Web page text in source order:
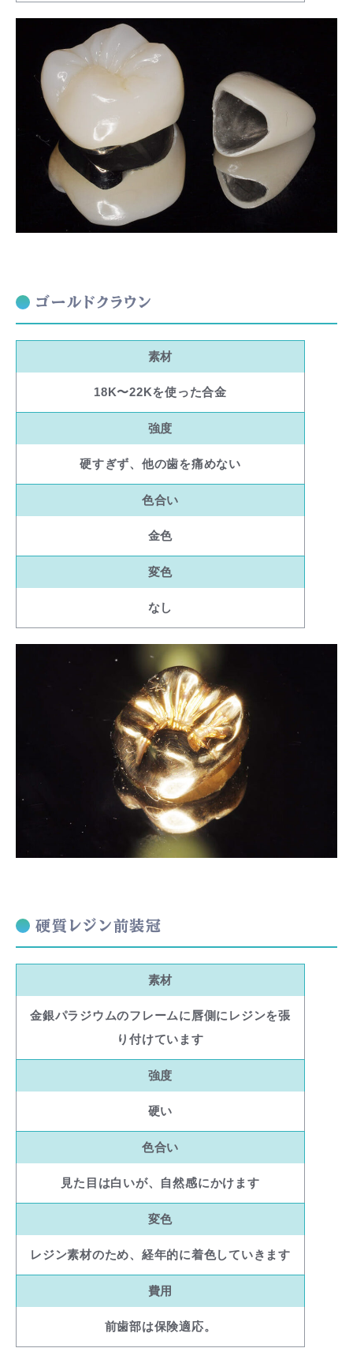
ゴールドクラウン
素材
18K〜22Kを使った合金
強度
硬すぎず、他の歯を痛めない
色合い
金色
変色
なし
硬質レジン前装冠
素材
金銀パラジウムのフレームに唇側にレジンを張
り付けています
強度
硬い
色合い
見た目は白いが、自然感にかけます
変色
レジン素材のため、経年的に着色していきます
費用
前歯部は保険適応。